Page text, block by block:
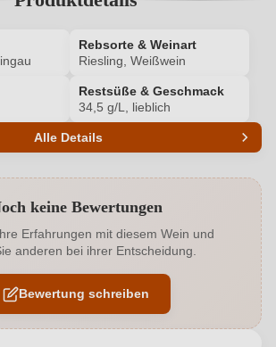
Rebsorte & Weinart
Riesling, Weißwein
Restsüße & Geschmack
34,5 g/L, lieblich
Alle Details
10 %
Enthält Sulfite
Edelstahltank
keine Bewertungen
Erfahrungen mit diesem Wein und
anderen bei ihrer Entscheidung.
Bewertung schreiben